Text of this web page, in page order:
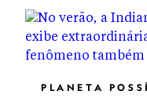
PESQUISA
PLANETA